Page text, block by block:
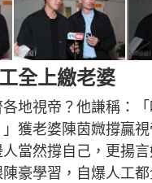
全上繳老婆
地視帝？他謙稱：
獲老婆陳茵媺撐贏
當然撐自己，更揚
豪學習，自爆人工都